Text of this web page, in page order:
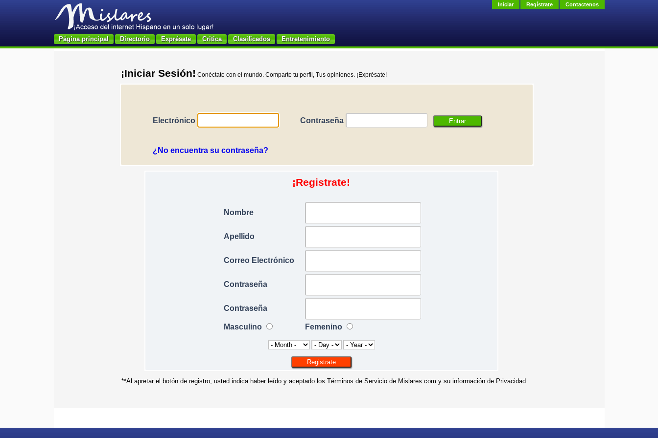
Iniciar Regístrate Contactenos
Página principal Directorio Exprésate Critica Clasificados Entretenimiento
¡Iniciar Sesión! Conéctate con el mundo. Comparte tu perfil, Tus opiniones. ¡Exprésate!
Electrónico Contraseña
¿No encuentra su contraseña?
¡Registrate!
Nombre
Apellido
Correo Electrónico
Contraseña
Contraseña
Masculino Femenino
**Al apretar el botón de registro, usted indica haber leído y aceptado los Términos de Servicio de Mislares.com y su información de Privacidad.